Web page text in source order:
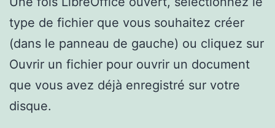
type de fichier que vous souhaitez créer
(dans le panneau de gauche) ou cliquez sur
Ouvrir un fichier pour ouvrir un document
que vous avez déjà enregistré sur votre
disque.